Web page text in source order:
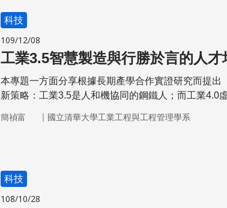
科技
109/12/08
工業3.5智慧製造與行勝於言的人才
本專題一方面分享根據長期產學合作實證研究而提出
新策略：工業3.5是人和機協同的鋼鐵人；而工業4.0
更多無人化系統只會加速貧富差距和社會不安；並用
簡禎富 ｜ 國立清華大學工業工程與工程管理學系
科技
108/10/28